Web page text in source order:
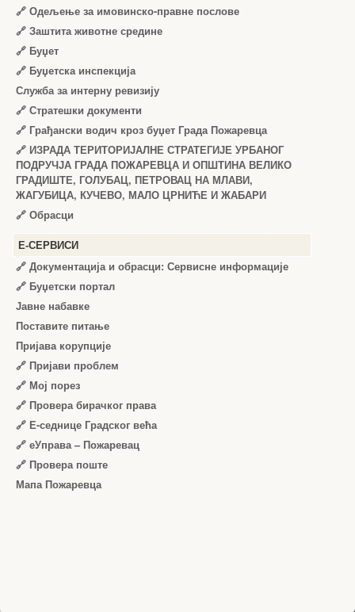
🔗 Одељење за имовинско-правне послове
🔗 Заштита животне средине
🔗 Буџет
🔗 Буџетска инспекција
Служба за интерну ревизију
🔗 Стратешки документи
🔗 Грађански водич кроз буџет Града Пожаревца
🔗 ИЗРАДА ТЕРИТОРИЈАЛНЕ СТРАТЕГИЈЕ УРБАНОГ
ПОДРУЧЈА ГРАДА ПОЖАРЕВЦА И ОПШТИНА ВЕЛИКО
ГРАДИШТЕ, ГОЛУБАЦ, ПЕТРОВАЦ НА МЛАВИ,
ЖАГУБИЦА, КУЧЕВО, МАЛО ЦРНИЋЕ И ЖАБАРИ
🔗 Обрасци
Е-СЕРВИСИ
🔗 Документација и обрасци: Сервисне информације
🔗 Буџетски портал
Јавне набавке
Поставите питање
Пријава корупције
🔗 Пријави проблем
🔗 Мој порез
🔗 Провера бирачког права
🔗 Е-седнице Градског већа
🔗 еУправа – Пожаревац
🔗 Провера поште
Мапа Пожаревца